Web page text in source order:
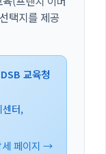
택지를 제공
교육청
터,
세 페이지 →